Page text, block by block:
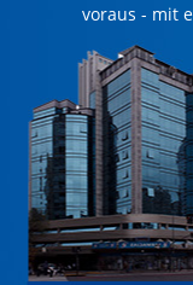
voraus - mit